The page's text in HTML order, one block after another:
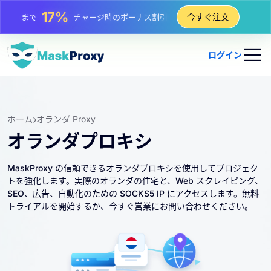
まで25%静的 IP 購入の割引
まで 81%
今すぐ注文
ログイン
ホーム オランダ Proxy
オランダプロキシ
MaskProxy の信頼できるオランダプロキシを使用してプロジェク
トを強化します。実際のオランダの住宅と、Web スクレイピング、
SEO、広告、自動化のための SOCKS5 IP にアクセスします。無料
トライアルを開始するか、今すぐ営業にお問い合わせください。